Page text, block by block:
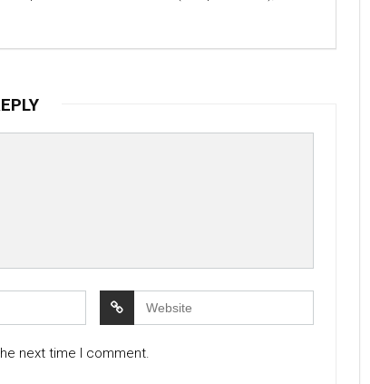
next time I comment.